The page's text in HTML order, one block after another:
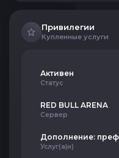
Привилегии
Купленные услуги
Активен
Статус
RED BULL ARENA
Сервер
Дополнение:
Услуг(а|и)